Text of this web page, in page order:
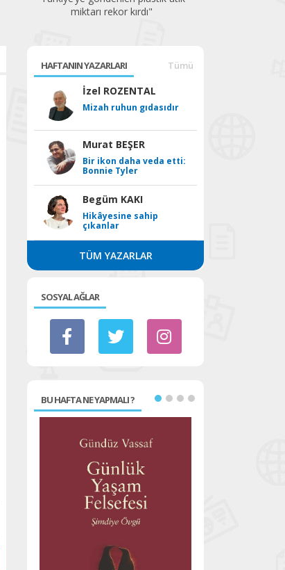
miktarı rekor kırdı"
HAFTANIN YAZARLARI Tümü
İzel ROZENTAL
Mizah ruhun gıdasıdır
Murat BEŞER
Bir ikon daha veda etti:
Bonnie Tyler
Begüm KAKI
Hikâyesine sahip
çıkanlar
TÜM YAZARLAR
SOSYAL AĞLAR
BU HAFTA NE YAPMALI ?